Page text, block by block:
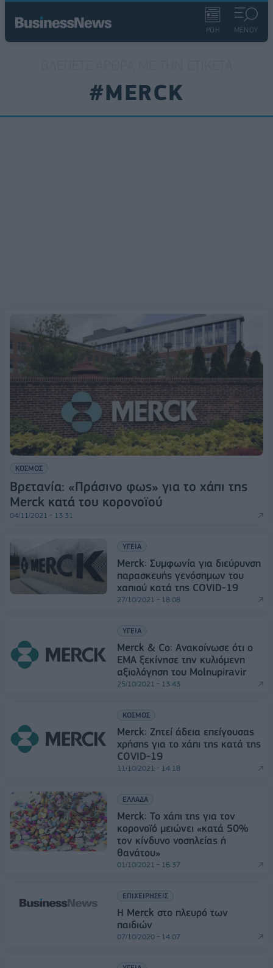
ΡΟΗ ΜΕΝΟΥ
#MERCK
ΚΟΣΜΟΣ
Βρετανία: «Πράσινο φως» για το χάπι της
Merck κατά του κορονοϊού
04/11/2021 - 13:31
ΥΓΕΙΑ
Merck: Συμφωνία για διεύρυνση
παρασκευής γενόσημων του
χαπιού κατά της COVID-19
27/10/2021 - 18:08
ΥΓΕΙΑ
Merck & Co: Ανακοίνωσε ότι ο
EMA ξεκίνησε την κυλιόμενη
αξιολόγηση του Molnupiravir
25/10/2021 - 13:43
ΚΟΣΜΟΣ
Merck: Ζητεί άδεια επείγουσας
χρήσης για το χάπι της κατά της
COVID-19
11/10/2021 - 14:18
ΕΛΛΑΔΑ
Merck: Το χάπι της για τον
κορονοϊό μειώνει «κατά 50%
τον κίνδυνο νοσηλείας ή
θανάτου»
01/10/2021 - 16:37
ΕΠΙΧΕΙΡΗΣΕΙΣ
Η Merck στο πλευρό των
παιδιών
07/10/2020 - 14:07